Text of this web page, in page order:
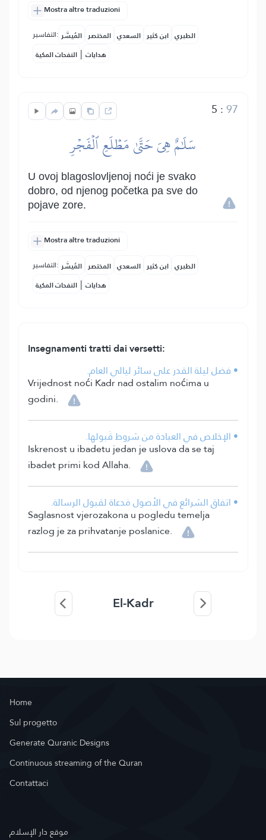
Mostra altre traduzioni
التفاسير: المُيسَّر المختصر السعدي ابن كثير الطبري
النفحات المكية | هدايات
5 :97
سَلَٰمٌ هِيَ حَتَّىٰ مَطۡلَعِ ٱلۡفَجۡرِ
U ovoj blagoslovljenoj noći je svako
dobro, od njenog početka pa sve do
pojave zore.
Mostra altre traduzioni
التفاسير: المُيسَّر المختصر السعدي ابن كثير الطبري
النفحات المكية | هدايات
Insegnamenti tratti dai versetti:
• فضل ليلة القدر على سائر ليالي العام.
Vrijednost noći Kadr nad ostalim noćima u
godini.
• الإخلاص في العبادة من شروط قَبولها.
Iskrenost u ibadetu jedan je uslova da se taj
ibadet primi kod Allaha.
• اتفاق الشرائع في الأصول مَدعاة لقبول الرسالة.
Saglasnost vjerozakona u pogledu temelja
razlog je za prihvatanje poslanice.
El-Kadr
Home
Sul progetto
Generate Quranic Designs
Continuous streaming of the Quran
Contattaci
موقع دار الإسلام